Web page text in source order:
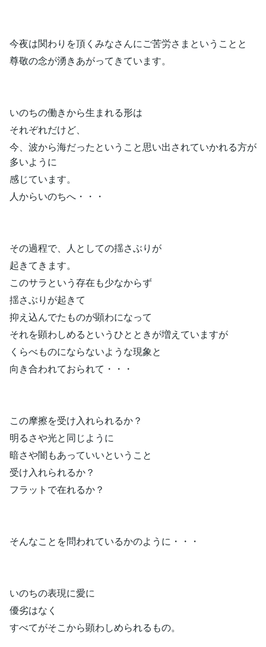
今夜は関わりを頂くみなさんにご苦労さまということと
尊敬の念が湧きあがってきています。
いのちの働きから生まれる形は
それぞれだけど、
今、波から海だったということ思い出されていかれる方が
多いように
感じています。
人からいのちへ・・・
その過程で、人としての揺さぶりが
起きてきます。
このサラという存在も少なからず
揺さぶりが起きて
抑え込んでたものが顕わになって
それを顕わしめるというひとときが増えていますが
くらべものにならないような現象と
向き合われておられて・・・
この摩擦を受け入れられるか？
明るさや光と同じように
暗さや闇もあっていいということ
受け入れられるか？
フラットで在れるか？
そんなことを問われているかのように・・・
いのちの表現に愛に
優劣はなく
すべてがそこから顕わしめられるもの。